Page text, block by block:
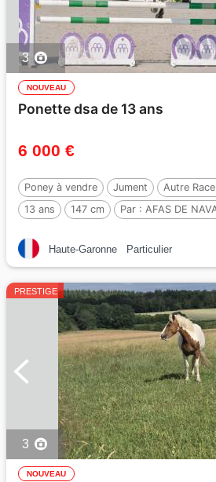
3
NOUVEAU
Ponette dsa de 13 ans
6 000 €
Poney à vendre Jument Autre
13 ans
147 cm Par : AFAS DE
Haute-Garonne Particulier
PRESTIGE
3
NOUVEAU